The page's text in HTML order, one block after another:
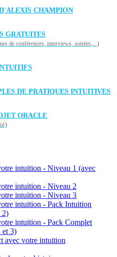
CHAMPION
GRATUITES
de conférences, interviews, soirées,...)
DE PRATIQUES INTUITIVES
ORACLE
intuition - Niveau 1 (avec
intuition - Niveau 2
intuition - Niveau 3
intuition - Pack Intuition
2)
intuition - Pack Complet
et 3)
avec votre intuition